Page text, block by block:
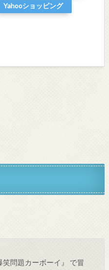
Yahooショッピング
笑問題カーボーイ』 で冒